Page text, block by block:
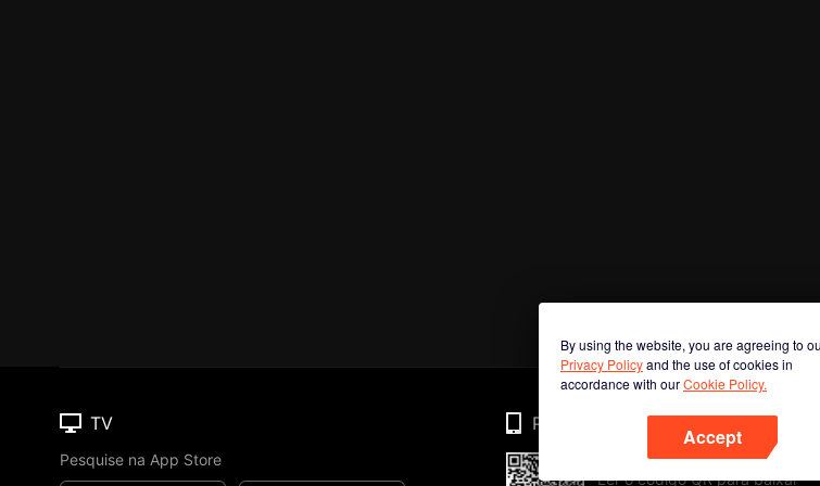
By using the website, you are agreeing to
Privacy Policyand the use of cookies in
accordance with ourCookie Policy.
Accept
TV
Pesquise na App Store
Phone
Ler o código QR para baixar